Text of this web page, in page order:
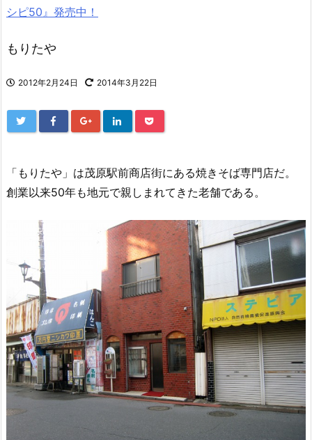
シピ50』発売中！
もりたや
2012年2月24日 2014年3月22日
「もりたや」は茂原駅前商店街にある焼きそば専門店だ。
創業以来50年も地元で親しまれてきた老舗である。